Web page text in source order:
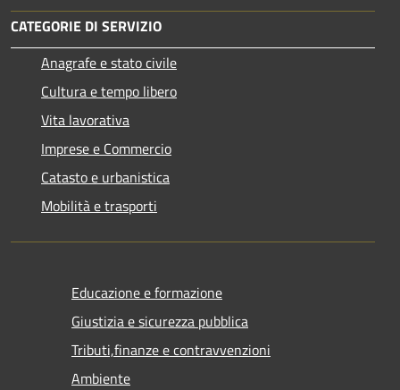
CATEGORIE DI SERVIZIO
Anagrafe e stato civile
Cultura e tempo libero
Vita lavorativa
Imprese e Commercio
Catasto e urbanistica
Mobilità e trasporti
Educazione e formazione
Giustizia e sicurezza pubblica
Tributi,finanze e contravvenzioni
Ambiente